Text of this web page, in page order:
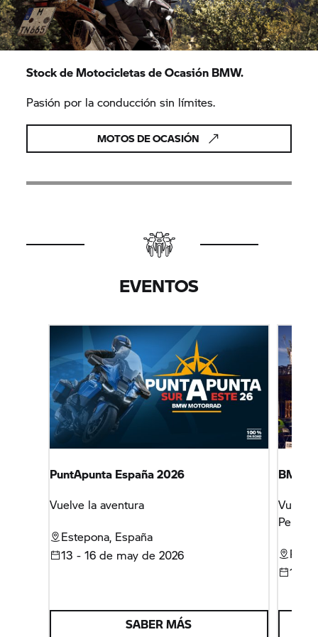
Stock de Motocicletas de Ocasión BMW.
Pasión por la conducción sin límites.
MOTOS DE OCASIÓN
EVENTOS
PuntApunta España 2026
Vuelve la aventura
Estepona, España
13 - 16 de may de 2026
SABER MÁS
BMW
16 -